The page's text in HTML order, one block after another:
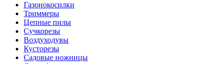
Газонокосилки
Триммеры
Цепные пилы
Cучкорезы
Воздуходувы
Кусторезы
Садовые ножницы